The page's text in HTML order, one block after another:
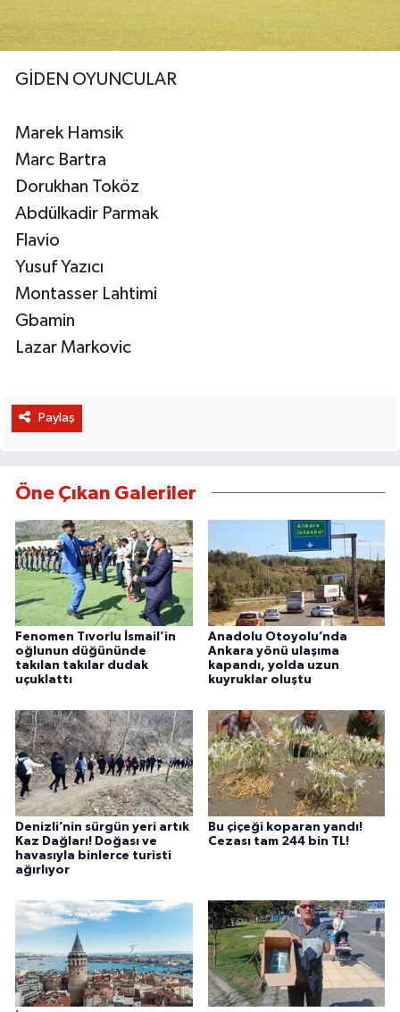
GİDEN OYUNCULAR
Marek Hamsik
Marc Bartra
Dorukhan Toköz
Abdülkadir Parmak
Flavio
Yusuf Yazıcı
Montasser Lahtimi
Gbamin
Lazar Markovic
Paylaş
Öne Çıkan Galeriler
Fenomen Tıvorlu İsmail’in
oğlunun düğününde
takılan takılar dudak
uçuklattı
Anadolu Otoyolu’nda
Ankara yönü ulaşıma
kapandı, yolda uzun
kuyruklar oluştu
Denizli’nin sürgün yeri artık
Kaz Dağları! Doğası ve
havasıyla binlerce turisti
ağırlıyor
Bu çiçeği koparan yandı!
Cezası tam 244 bin TL!